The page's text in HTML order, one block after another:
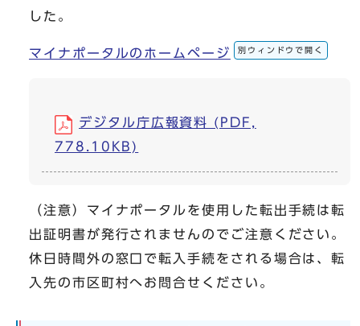
した。
マイナポータルのホームページ 別ウィンドウで開く
デジタル庁広報資料 (PDF,
778.10KB)
（注意）マイナポータルを使用した転出手続は転
出証明書が発行されませんのでご注意ください。
休日時間外の窓口で転入手続をされる場合は、転
入先の市区町村へお問合せください。